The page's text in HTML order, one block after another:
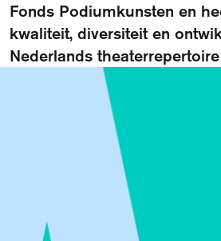
Veelgestelde vragen
Ontmoet de organisatie
Schrijf je in voor de
Visit International
Fonds Podiumkunsten en
kwaliteit, diversiteit en
Nederlands